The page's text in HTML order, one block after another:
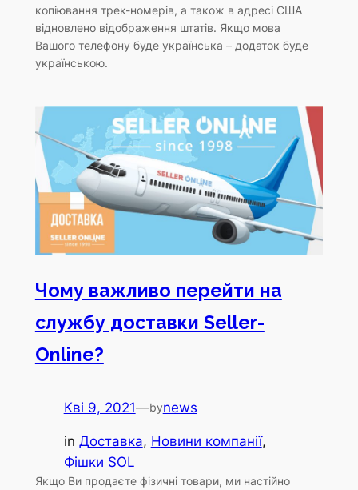
копіювання трек-номерів, а також в адресі США
відновлено відображення штатів. Якщо мова
Вашого телефону буде українська – додаток буде
українською.
Чому важливо перейти на
службу доставки Seller-
Online?
Кві 9, 2021—bynews
in Доставка, Новини компанії
Фішки SOL
Якщо Ви продаєте фізичні товари, ми настійно